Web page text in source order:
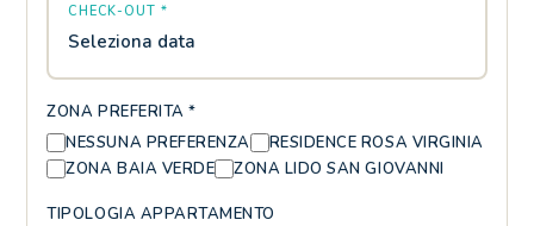
CHECK-OUT *
Seleziona data
ZONA PREFERITA *
NESSUNA PREFERENZA
RESIDENCE ROSA VIRGINIA
ZONA BAIA VERDE
ZONA LIDO SAN GIOVANNI
TIPOLOGIA APPARTAMENTO